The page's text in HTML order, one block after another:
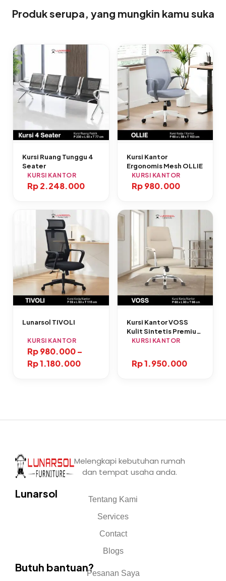
Produk serupa, yang mungkin kamu suka
Kursi Ruang Tunggu 4
Seater
KURSI KANTOR
Rp2.248.000
Kursi Kantor
Ergonomis Mesh OLLIE
KURSI KANTOR
Rp980.000
Lunarsol TIVOLI
KURSI KANTOR
Rp980.000–
Rp1.180.000
Kursi Kantor VOSS
Kulit Sintetis Premium
Ergonomis
KURSI KANTOR
Rp1.950.000
Melengkapi kebutuhan rumah
dan tempat usaha anda.
Lunarsol
Tentang Kami
Services
Contact
Blogs
Butuh bantuan?Pesanan Saya